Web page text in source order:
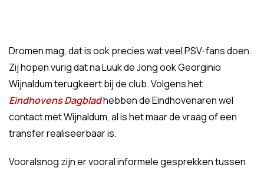
Dromen mag, dat is ook precies wat veel PSV-fans doen.
Zij hopen vurig dat na Luuk de Jong ook Georginio
Wijnaldum terugkeert bij de club. Volgens het
Eindhovens Dagbladhebben de Eindhovenaren wel
contact met Wijnaldum, al is het maar de vraag of een
transfer realiseerbaar is.
Vooralsnog zijn er vooral informele gesprekken tussen